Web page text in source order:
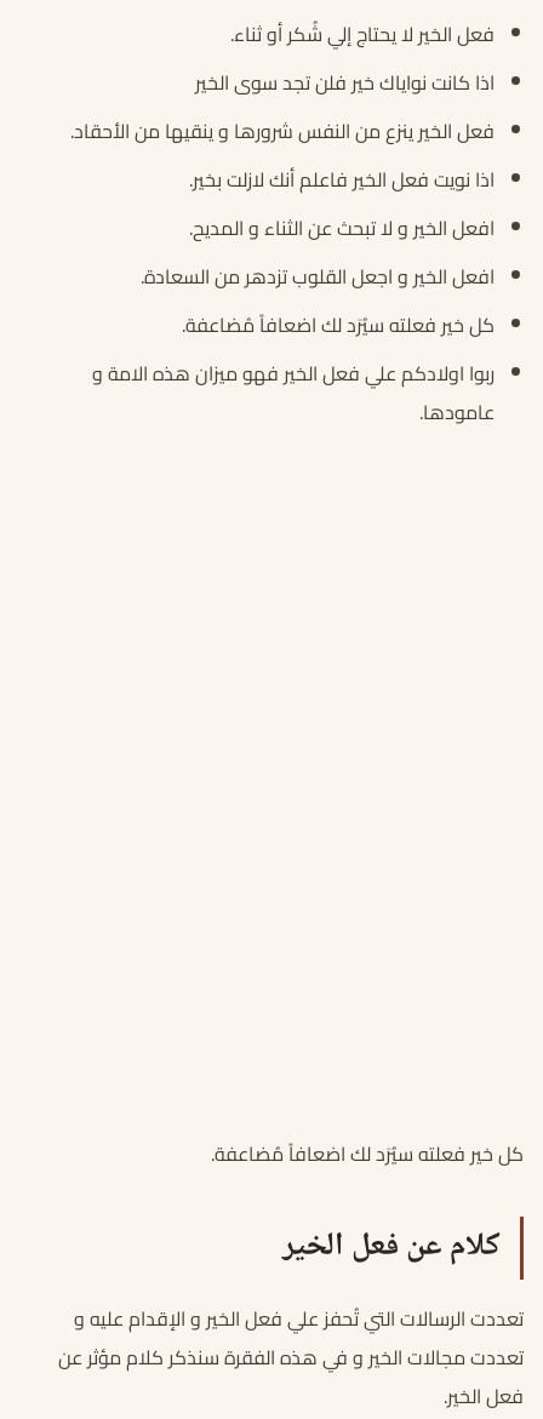
فعل الخير لا يحتاج إلي شُكر أو ثناء.
اذا كانت نواياك خير فلن تجد سوى الخير
فعل الخير ينزع من النفس شرورها و ينقيها من الأحقاد.
اذا نويت فعل الخير فاعلم أنك لازلت بخير.
افعل الخير و لا تبحث عن الثناء و المديح.
افعل الخير و اجعل القلوب تزدهر من السعادة.
كل خير فعلته سيُرَد لك اضعافاً مُضاعفة.
ربوا اولادكم علي فعل الخير فهو ميزان هذه الامة و
عامودها.
كل خير فعلته سيُرَد لك اضعافاً مُضاعفة.
كلام عن فعل الخير
تعددت الرسالات التي تُحفز علي فعل الخير و الإقدام عليه و
تعددت مجالات الخير و في هذه الفقرة سنذكر كلام مؤثر عن
فعل الخير.